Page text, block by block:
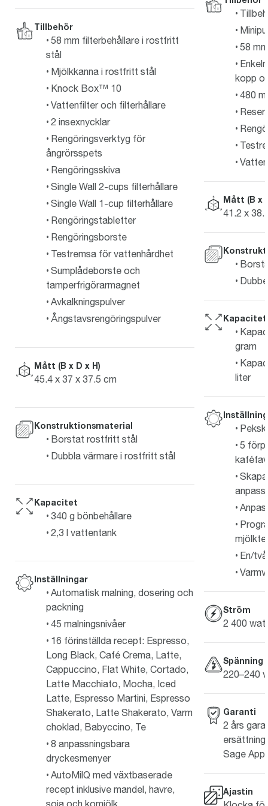
Tillbehör
58 mm filterbehållare i rostfritt
stål
Mjölkkanna i rostfritt stål
Knock Box™ 10
Vattenfilter och filterhållare
2 insexnycklar
Rengöringsverktyg för
ångrörsspets
Rengöringsskiva
Single Wall 2-cups filterhållare
Single Wall 1-cup filterhållare
Rengöringstabletter
Rengöringsborste
Testremsa för vattenhårdhet
Sumplådeborste och
tamperfrigörarmagnet
Avkalkningspulver
Ångstavsrengöringspulver
Mått (B x D x H)
45.4 x 37 x 37.5 cm
Konstruktionsmaterial
Borstat rostfritt stål
Dubbla värmare i rostfritt stål
Kapacitet
340 g bönbehållare
2,3 l vattentank
Inställningar
Automatisk malning, dosering och
packning
45 malningsnivåer
16 förinställda recept: Espresso,
Long Black, Café Crema, Latte,
Cappuccino, Flat White, Cortado,
Latte Macchiato, Mocha, Iced
Latte, Espresso Martini, Espresso
Shakerato, Latte Shakerato, Varm
choklad, Babyccino, Te
8 anpassningsbara
dryckesmenyer
AutoMilQ med växtbaserade
recept inklusive mandel, havre,
soja och komjölk
58
kopp
480
Mått (B x
41.2 x
Kapacitet
gram
liter
5
En/
Ström
2 400
Spänning
220–240
Garanti
2 års
Sage
Ajastin